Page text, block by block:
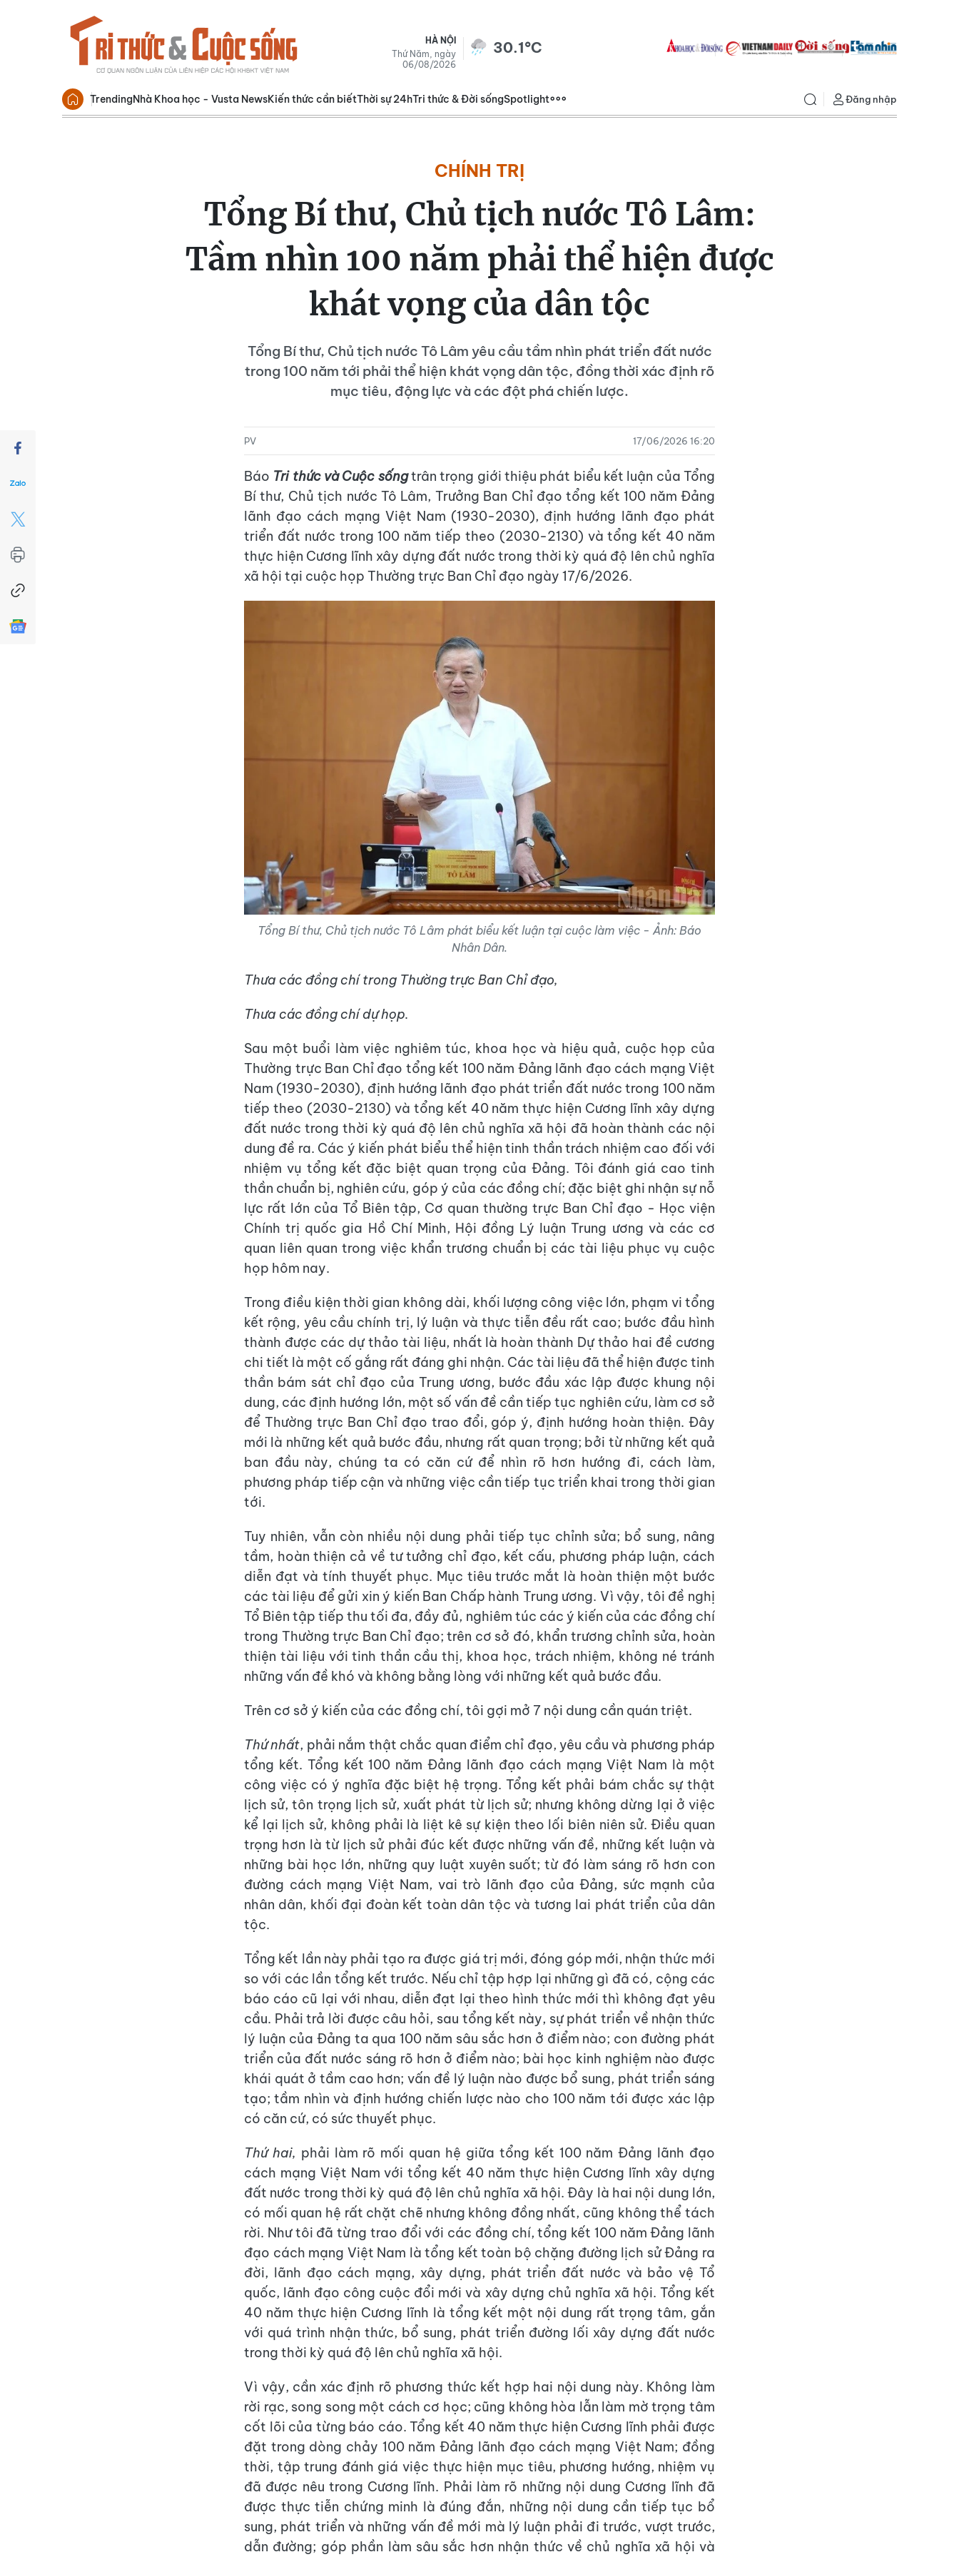
HÀ NỘI
Thứ Năm, ngày
06/08/2026
30.1°C
TrendingNhà Khoa học - Vusta NewsKiến thức cần biếtThời sự 24hTri thức & Đời sốngSpotlight Đăng nhập
CHÍNH TRỊ
Tổng Bí thư, Chủ tịch nước Tô Lâm:
Tầm nhìn 100 năm phải thể hiện được
khát vọng của dân tộc
Tổng Bí thư, Chủ tịch nước Tô Lâm yêu cầu tầm nhìn phát triển đất nước
trong 100 năm tới phải thể hiện khát vọng dân tộc, đồng thời xác định rõ
mục tiêu, động lực và các đột phá chiến lược.
PV 17/06/2026 16:20
Báo Tri thức và Cuộc sốngtrân trọng giới thiệu phát biểu kết luận của Tổng
Bí thư, Chủ tịch nước Tô Lâm, Trưởng Ban Chỉ đạo tổng kết 100 năm Đảng
lãnh đạo cách mạng Việt Nam (1930-2030), định hướng lãnh đạo phát
triển đất nước trong 100 năm tiếp theo (2030-2130) và tổng kết 40 năm
thực hiện Cương lĩnh xây dựng đất nước trong thời kỳ quá độ lên chủ nghĩa
xã hội tại cuộc họp Thường trực Ban Chỉ đạo ngày 17/6/2026.
Tổng Bí thư, Chủ tịch nước Tô Lâm phát biểu kết luận tại cuộc làm việc - Ảnh: Báo
Nhân Dân.
Thưa các đồng chí trong Thường trực Ban Chỉ đạo,
Thưa các đồng chí dự họp.
Sau một buổi làm việc nghiêm túc, khoa học và hiệu quả, cuộc họp của
Thường trực Ban Chỉ đạo tổng kết 100 năm Đảng lãnh đạo cách mạng Việt
Nam (1930-2030), định hướng lãnh đạo phát triển đất nước trong 100 năm
tiếp theo (2030-2130) và tổng kết 40 năm thực hiện Cương lĩnh xây dựng
đất nước trong thời kỳ quá độ lên chủ nghĩa xã hội đã hoàn thành các nội
dung đề ra. Các ý kiến phát biểu thể hiện tinh thần trách nhiệm cao đối với
nhiệm vụ tổng kết đặc biệt quan trọng của Đảng. Tôi đánh giá cao tinh
thần chuẩn bị, nghiên cứu, góp ý của các đồng chí; đặc biệt ghi nhận sự nỗ
lực rất lớn của Tổ Biên tập, Cơ quan thường trực Ban Chỉ đạo - Học viện
Chính trị quốc gia Hồ Chí Minh, Hội đồng Lý luận Trung ương và các cơ
quan liên quan trong việc khẩn trương chuẩn bị các tài liệu phục vụ cuộc
họp hôm nay.
Trong điều kiện thời gian không dài, khối lượng công việc lớn, phạm vi tổng
kết rộng, yêu cầu chính trị, lý luận và thực tiễn đều rất cao; bước đầu hình
thành được các dự thảo tài liệu, nhất là hoàn thành Dự thảo hai đề cương
chi tiết là một cố gắng rất đáng ghi nhận. Các tài liệu đã thể hiện được tinh
thần bám sát chỉ đạo của Trung ương, bước đầu xác lập được khung nội
dung, các định hướng lớn, một số vấn đề cần tiếp tục nghiên cứu, làm cơ sở
để Thường trực Ban Chỉ đạo trao đổi, góp ý, định hướng hoàn thiện. Đây
mới là những kết quả bước đầu, nhưng rất quan trọng; bởi từ những kết quả
ban đầu này, chúng ta có căn cứ để nhìn rõ hơn hướng đi, cách làm,
phương pháp tiếp cận và những việc cần tiếp tục triển khai trong thời gian
tới.
Tuy nhiên, vẫn còn nhiều nội dung phải tiếp tục chỉnh sửa; bổ sung, nâng
tầm, hoàn thiện cả về tư tưởng chỉ đạo, kết cấu, phương pháp luận, cách
diễn đạt và tính thuyết phục. Mục tiêu trước mắt là hoàn thiện một bước
các tài liệu để gửi xin ý kiến Ban Chấp hành Trung ương. Vì vậy, tôi đề nghị
Tổ Biên tập tiếp thu tối đa, đầy đủ, nghiêm túc các ý kiến của các đồng chí
trong Thường trực Ban Chỉ đạo; trên cơ sở đó, khẩn trương chỉnh sửa, hoàn
thiện tài liệu với tinh thần cầu thị, khoa học, trách nhiệm, không né tránh
những vấn đề khó và không bằng lòng với những kết quả bước đầu.
Trên cơ sở ý kiến của các đồng chí, tôi gợi mở 7 nội dung cần quán triệt.
Thứ nhất, phải nắm thật chắc quan điểm chỉ đạo, yêu cầu và phương pháp
tổng kết. Tổng kết 100 năm Đảng lãnh đạo cách mạng Việt Nam là một
công việc có ý nghĩa đặc biệt hệ trọng. Tổng kết phải bám chắc sự thật
lịch sử, tôn trọng lịch sử, xuất phát từ lịch sử; nhưng không dừng lại ở việc
kể lại lịch sử, không phải là liệt kê sự kiện theo lối biên niên sử. Điều quan
trọng hơn là từ lịch sử phải đúc kết được những vấn đề, những kết luận và
những bài học lớn, những quy luật xuyên suốt; từ đó làm sáng rõ hơn con
đường cách mạng Việt Nam, vai trò lãnh đạo của Đảng, sức mạnh của
nhân dân, khối đại đoàn kết toàn dân tộc và tương lai phát triển của dân
tộc.
Tổng kết lần này phải tạo ra được giá trị mới, đóng góp mới, nhận thức mới
so với các lần tổng kết trước. Nếu chỉ tập hợp lại những gì đã có, cộng các
báo cáo cũ lại với nhau, diễn đạt lại theo hình thức mới thì không đạt yêu
cầu. Phải trả lời được câu hỏi, sau tổng kết này, sự phát triển về nhận thức
lý luận của Đảng ta qua 100 năm sâu sắc hơn ở điểm nào; con đường phát
triển của đất nước sáng rõ hơn ở điểm nào; bài học kinh nghiệm nào được
khái quát ở tầm cao hơn; vấn đề lý luận nào được bổ sung, phát triển sáng
tạo; tầm nhìn và định hướng chiến lược nào cho 100 năm tới được xác lập
có căn cứ, có sức thuyết phục.
Thứ hai, phải làm rõ mối quan hệ giữa tổng kết 100 năm Đảng lãnh đạo
cách mạng Việt Nam với tổng kết 40 năm thực hiện Cương lĩnh xây dựng
đất nước trong thời kỳ quá độ lên chủ nghĩa xã hội. Đây là hai nội dung lớn,
có mối quan hệ rất chặt chẽ nhưng không đồng nhất, cũng không thể tách
rời. Như tôi đã từng trao đổi với các đồng chí, tổng kết 100 năm Đảng lãnh
đạo cách mạng Việt Nam là tổng kết toàn bộ chặng đường lịch sử Đảng ra
đời, lãnh đạo cách mạng, xây dựng, phát triển đất nước và bảo vệ Tổ
quốc, lãnh đạo công cuộc đổi mới và xây dựng chủ nghĩa xã hội. Tổng kết
40 năm thực hiện Cương lĩnh là tổng kết một nội dung rất trọng tâm, gắn
với quá trình nhận thức, bổ sung, phát triển đường lối xây dựng đất nước
trong thời kỳ quá độ lên chủ nghĩa xã hội.
Vì vậy, cần xác định rõ phương thức kết hợp hai nội dung này. Không làm
rời rạc, song song một cách cơ học; cũng không hòa lẫn làm mờ trọng tâm
cốt lõi của từng báo cáo. Tổng kết 40 năm thực hiện Cương lĩnh phải được
đặt trong dòng chảy 100 năm Đảng lãnh đạo cách mạng Việt Nam; đồng
thời, tập trung đánh giá việc thực hiện mục tiêu, phương hướng, nhiệm vụ
đã được nêu trong Cương lĩnh. Phải làm rõ những nội dung Cương lĩnh đã
được thực tiễn chứng minh là đúng đắn, những nội dung cần tiếp tục bổ
sung, phát triển và những vấn đề mới mà lý luận phải đi trước, vượt trước,
dẫn đường; góp phần làm sâu sắc hơn nhận thức về chủ nghĩa xã hội và